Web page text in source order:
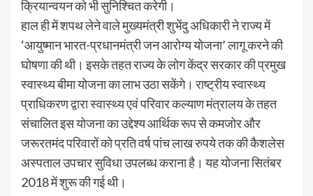
क्रियान्वयन को भी सुनिश्चित करेगी।
हाल ही में शपथ लेने वाले मुख्यमंत्री शुभेंदु अधिकारी ने राज्य में
‘आयुष्मान भारत-प्रधानमंत्री जन आरोग्य योजना’ लागू करने की
घोषणा की थी। इसके तहत राज्य के लोग केंद्र सरकार की प्रमुख
स्वास्थ्य बीमा योजना का लाभ उठा सकेंगे। राष्ट्रीय स्वास्थ्य
प्राधिकरण द्वारा स्वास्थ्य एवं परिवार कल्याण मंत्रालय के तहत
संचालित इस योजना का उद्देश्य आर्थिक रूप से कमजोर और
जरूरतमंद परिवारों को प्रति वर्ष पांच लाख रुपये तक की कैशलेस
अस्पताल उपचार सुविधा उपलब्ध कराना है। यह योजना सितंबर
2018 में शुरू की गई थी।